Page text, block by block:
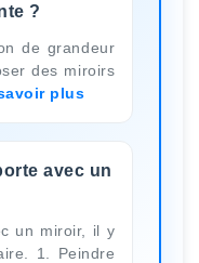
?
de grandeur
des miroirs
plus
avec un
un miroir, il y
1. Peindre